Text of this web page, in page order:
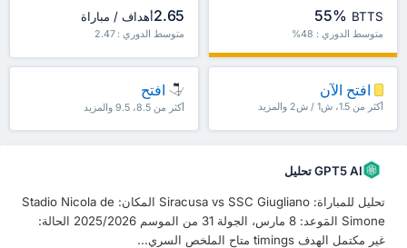
55% BTTS
متوسط الدوري : 48%
2.65أهداف / مباراة
متوسط الدوري : 2.47
افتح الآن
أكثر من 1.5، ش1 / ش2 والمزيد
افتح
أكثر من 8.5، 9.5 والمزيد
GPT5 AI تحليل
تحليل للمباراة: Siracusa vs SSC Giugliano المكان: Stadio Nicola de
Simone المَوعد: 8 مارس، الجولة 31 من الموسم 2025/2026 الحالة:
غير مكتمل الهدف timings متاح الملخص السري...